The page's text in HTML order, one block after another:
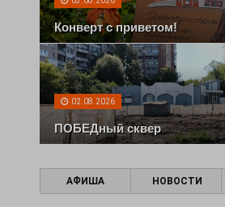
Конверт с приветом!
02.08.2026
ПОБЕДный сквер
АФИША НОВОСТИ